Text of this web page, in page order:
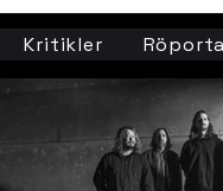
Kritikler